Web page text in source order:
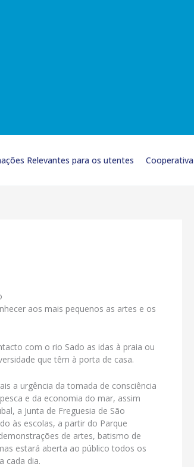
Relevantes para os utentes Cooperativa
aos mais pequenos as artes e os
com o rio Sado as idas à praia ou
que têm à porta de casa.
a urgência da tomada de consciência
e da economia do mar, assim
a Junta de Freguesia de São
às escolas, a partir do Parque
de artes, batismo de
estará aberta ao público todos os
cada dia.